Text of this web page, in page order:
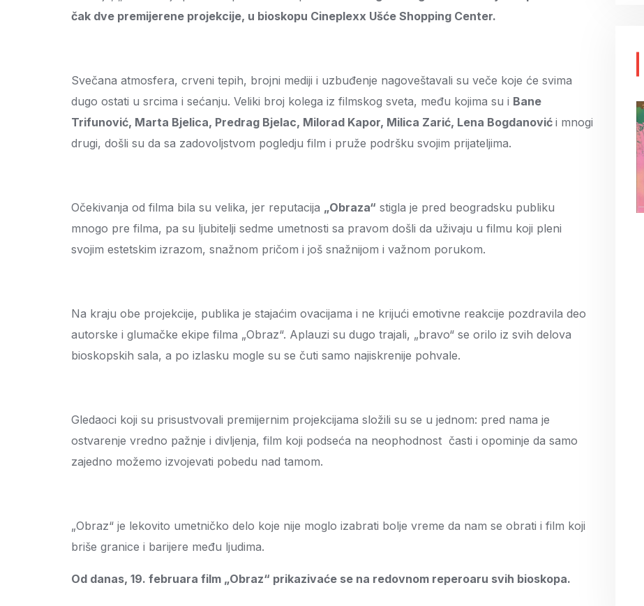
čak dve premijerene projekcije, u bioskopu Cineplexx Ušće Shopping Center.
Svečana atmosfera, crveni tepih, brojni mediji i uzbuđenje nagoveštavali su veče koje će svima
dugo ostati u srcima i sećanju. Veliki broj kolega iz filmskog sveta, među kojima su i Bane
Trifunović, Marta Bjelica, Predrag Bjelac, Milorad Kapor, Milica Zarić, Lena Bogdanović i mnogi
drugi, došli su da sa zadovoljstvom pogledju film i pruže podršku svojim prijateljima.
Očekivanja od filma bila su velika, jer reputacija „Obraza“ stigla je pred beogradsku publiku
mnogo pre filma, pa su ljubitelji sedme umetnosti sa pravom došli da uživaju u filmu koji pleni
svojim estetskim izrazom, snažnom pričom i još snažnijom i važnom porukom.
Na kraju obe projekcije, publika je stajaćim ovacijama i ne krijući emotivne reakcije pozdravila deo
autorske i glumačke ekipe filma „Obraz“. Aplauzi su dugo trajali, „bravo“ se orilo iz svih delova
bioskopskih sala, a po izlasku mogle su se čuti samo najiskrenije pohvale.
Gledaoci koji su prisustvovali premijernim projekcijama složili su se u jednom: pred nama je
ostvarenje vredno pažnje i divljenja, film koji podseća na neophodnost časti i opominje da samo
zajedno možemo izvojevati pobedu nad tamom.
„Obraz“ je lekovito umetničko delo koje nije moglo izabrati bolje vreme da nam se obrati i film koji
briše granice i barijere među ljudima.
Od danas, 19. februara film „Obraz“ prikazivaće se na redovnom reperoaru svih bioskopa.
: